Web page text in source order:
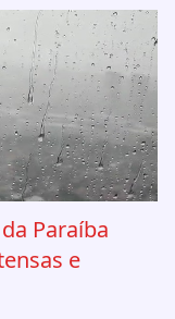
Paraíba
e